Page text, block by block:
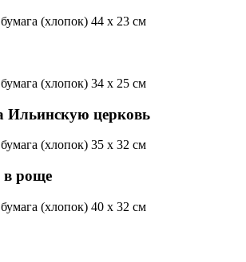
бумага (хлопок) 44 х 23 см
бумага (хлопок) 34 х 25 см
Ильинскую церковь
бумага (хлопок) 35 х 32 см
в роще
бумага (хлопок) 40 х 32 см